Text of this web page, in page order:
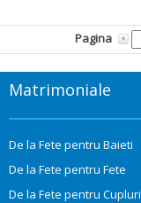
Pagina
Matrimoniale
De la Fete pentru Baieti
De la Fete pentru Fete
De la Fete pentru Cupluri